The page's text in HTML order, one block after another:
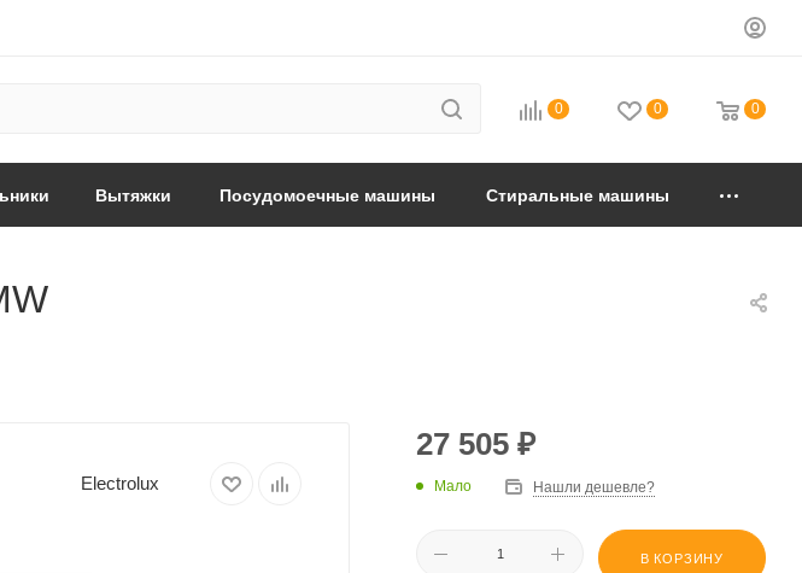
0 0 0
Вытяжки Посудомоечные машины Стиральные машины
Electrolux
27 505 ₽
Мало Нашли дешевле?
В КОРЗИНУ